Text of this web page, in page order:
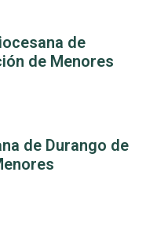
de
de Menores
de Durango de